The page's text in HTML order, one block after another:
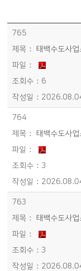
정보공개>먹는물 품질 공개>일일수질데이터 목록 - 번호, 제목, 파일, 조회수, 작성일정보 제공
765
태백수도사
6
764
태백수도사
3
763
태백수도사
3